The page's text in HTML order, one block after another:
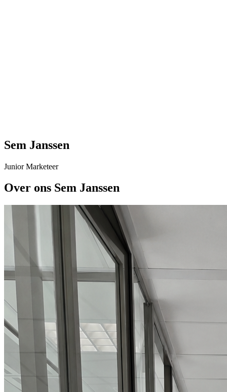
Sem Janssen
Junior Marketeer
Over ons Sem Janssen